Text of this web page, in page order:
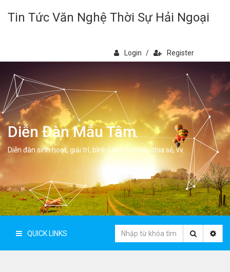
Tin Tức Văn Nghệ Thời Sự Hải Ngoại
Login / Register
Diễn Đàn Mẫu Tâm
Diễn đàn sinh hoạt, giải trí, bình luân, học hỏi, chia sẻ, vv.
QUICK LINKS